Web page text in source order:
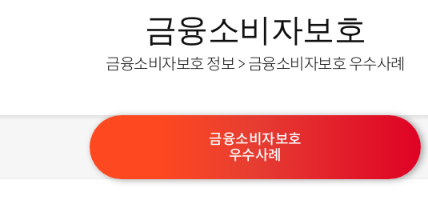
금융소비자보호
금융소비자보호 정보 > 금융소비자보호 우수사례
금융소비자보호
우수사례